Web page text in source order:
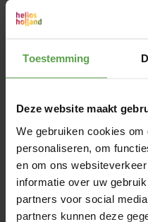
Toestemming
Deze website maakt
We gebruiken cookies
personaliseren, om
en om ons
informatie over uw
partners voor social
partners kunnen deze
incl. btw
€8,49
Prijs per 40 gram